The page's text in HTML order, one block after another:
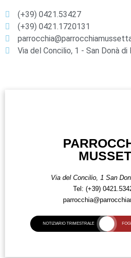
(+39) 0421.53427
(+39) 0421.1720131
Via del Concilio, 1 - San Donà di
Via del Concilio, 1 San
Tel: (+39)
NOTIZIARIO TRIMESTRALE